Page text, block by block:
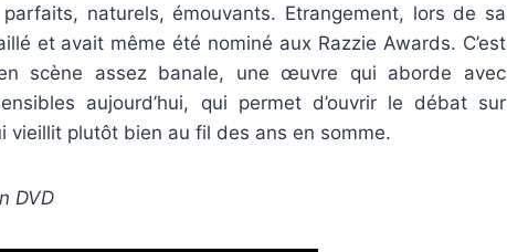
naturels, émouvants. Etrangement, lors de sa
et avait même été nominé aux Razzie Awards. C’est
scène assez banale, une œuvre qui aborde avec
aujourd’hui, qui permet d’ouvrir le débat sur
vieillit plutôt bien au fil des ans en somme.
DVD